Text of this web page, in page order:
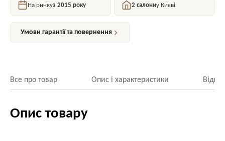
На ринкуз 2015 року 2 салониу Києві
Умови гарантії та повернення
Все про товар Опис і характеристики
Опис товару